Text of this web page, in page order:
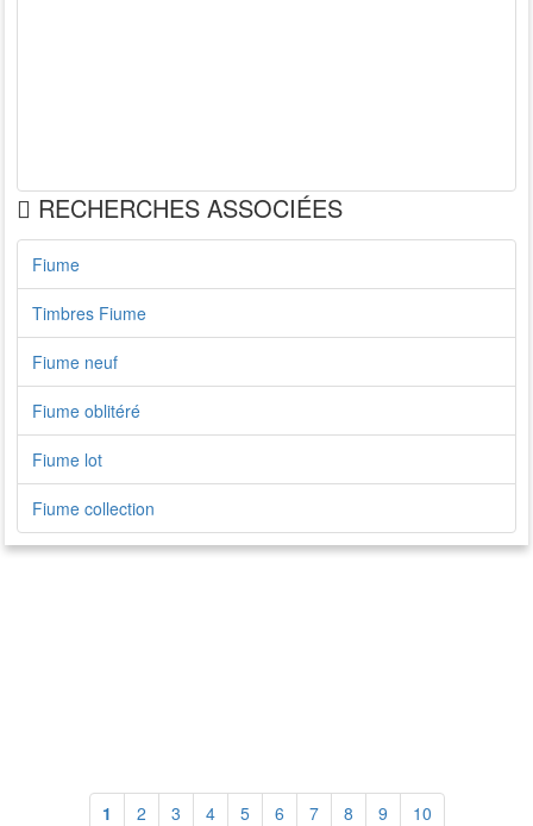
RECHERCHES ASSOCIÉES
Fiume
Timbres Fiume
Fiume neuf
Fiume oblitéré
Fiume lot
Fiume collection
1 2 3 4 5 6 7 8 9 10